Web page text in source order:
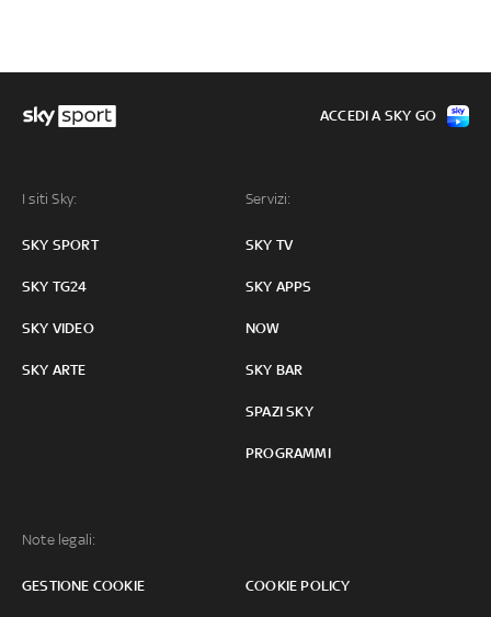
I siti Sky:
SKY SPORT
SKY TG24
SKY VIDEO
SKY ARTE
Servizi:
SKY TV
SKY APPS
NOW
SKY BAR
SPAZI SKY
PROGRAMMI
Note legali:
GESTIONE COOKIE COOKIE POLICY
ACCEDI A SKY GO